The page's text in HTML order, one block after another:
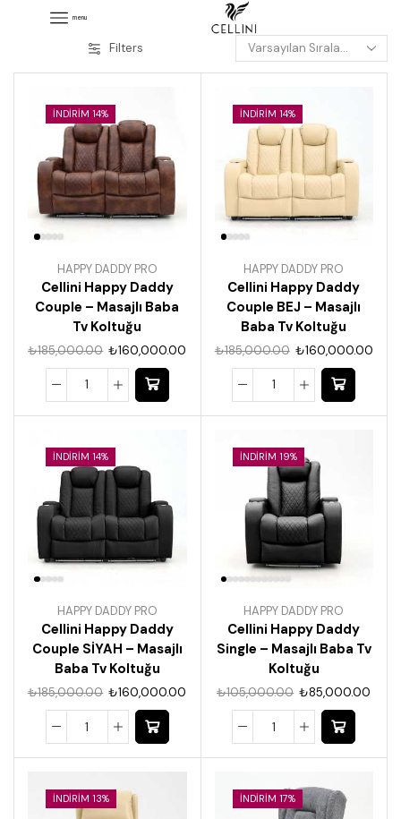
menu
Filters
İNDIRIM 14%
HAPPY DADDY PRO
Cellini Happy Daddy
Couple – Masajlı Baba
Tv Koltuğu
₺185,000.00 ₺160,000.00
İNDIRIM 14%
HAPPY DADDY PRO
Cellini Happy Daddy
Couple BEJ – Masajlı
Baba Tv Koltuğu
₺185,000.00 ₺160,000.00
İNDIRIM 14%
HAPPY DADDY PRO
Cellini Happy Daddy
Couple SİYAH – Masajlı
Baba Tv Koltuğu
₺185,000.00 ₺160,000.00
İNDIRIM 19%
HAPPY DADDY PRO
Cellini Happy Daddy
Single – Masajlı Baba Tv
Koltuğu
₺105,000.00 ₺85,000.00
İNDIRIM 13% İNDIRIM 17%